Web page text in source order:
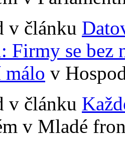
v článku
Firmy se bez
v
v článku
v Mladé